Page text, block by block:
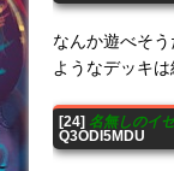
なんか遊べそ
ようなデッキ
[24] 名無しのイ
Q3ODI5MDU